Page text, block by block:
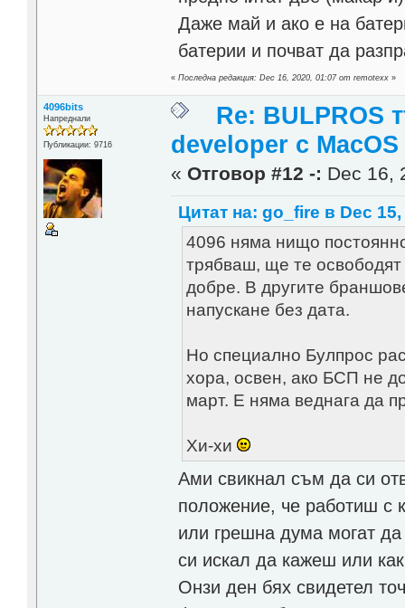
Даже май и ако е на
батерии и почват да
«Последна редакция: Dec 16, 2020, 01:07 от remotexx »
4096bits
Напреднали
Публикации: 9716
Re: BULPROS
developer c MacOS
« Отговор #12 -: Dec 16,
Цитат на: go_fire в Dec
4096 няма нищо
трябваш, ще те освободят
добре. В другите
напускане без дата.
Но специално Булпрос
хора, освен, ако БСП не
март. Е няма веднага да
Хи-хи
Ами свикнал съм да си
положение, че работиш с
или грешна дума могат
си искал да кажеш или
Онзи ден бях свидетел